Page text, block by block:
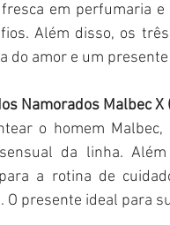
em perfumaria
Além disso, os
do amor e um
Namorados Malbec
o homem
da linha.
a rotina de
O presente ideal para